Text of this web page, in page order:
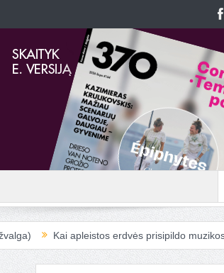
Kai apleistos erdvės prisipildo muzikos…